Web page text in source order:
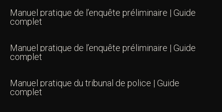
Manuel pratique de l’enquête préliminaire | Guide
complet
Manuel pratique de l’enquête préliminaire | Guide
complet
Manuel pratique du tribunal de police | Guide
complet